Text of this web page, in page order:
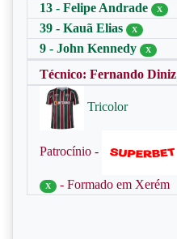
13 - Felipe Andrade
X
39 - Kauã Elias X
9 - John Kennedy X
Técnico: Fernando Diniz
Tricolor
Patrocínio -
X - Formado em Xerém